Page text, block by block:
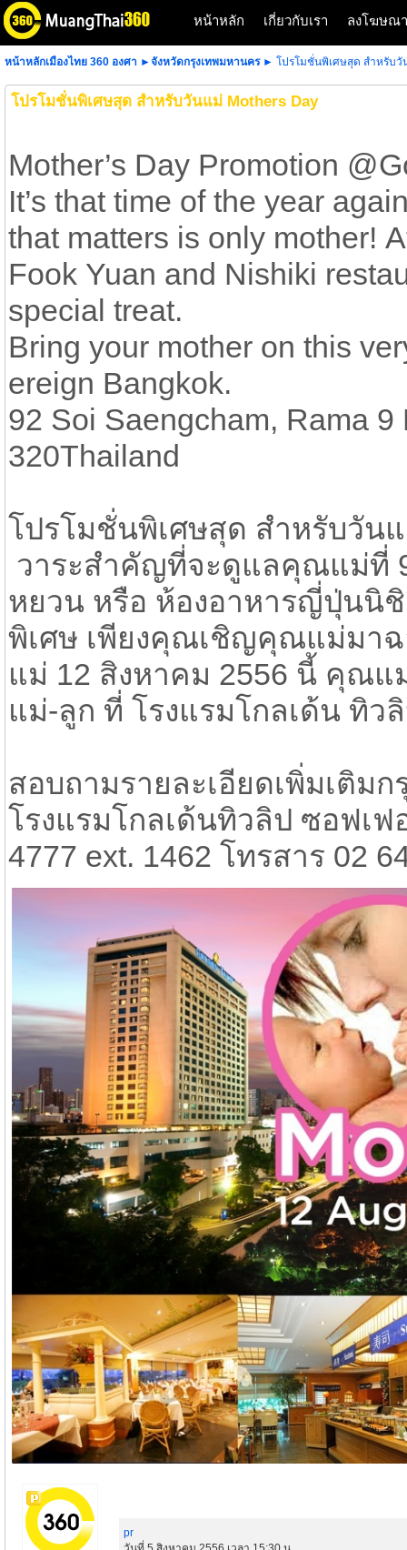
หน้าหลัก เกี่ยวกับเรา ลงโฆษณา
หน้าหลักเมืองไทย 360 องศา ►จังหวัดกรุงเทพมหานคร ► โปรโมชั่นพิเศษสุด สำหรับวั
โปรโมชั่นพิเศษสุด สำหรับวันแม่ Mothers Day
Mother’s Day Promotion
It’s that time of the year
that matters is only mother!
Fook Yuan and Nishiki
special treat.
Bring your mother on this
ereign Bangkok.
92 Soi Saengcham, Rama
320Thailand
โปรโมชั่นพิเศษสุด สำหรับวัน
วาระสำคัญที่จะดูแลคุณแม่ที่
หยวน หรือ ห้องอาหารญี่ปุ่นนิ
พิเศษ เพียงคุณเชิญคุณแม่มาฉ
แม่ 12 สิงหาคม 2556 นี้ คุณ
แม่-ลูก ที่ โรงแรมโกลเด้น ทิว
สอบถามรายละเอียดเพิ่มเติม
โรงแรมโกลเด้นทิวลิป ซอฟเฟ
4777 ext. 1462 โทรสาร 02
pr